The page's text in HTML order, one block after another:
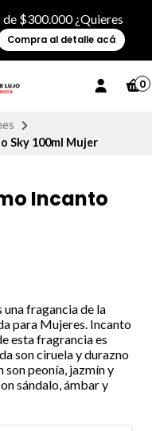
de $300.000 ¿Quieres
Compra al detalle acá
0
Sky 100ml Mujer
Incanto
una fragancia de la
para Mujeres. Incanto
esta fragrancia es
son ciruela y durazno
peonía, jazmín y
sándalo, ámbar y